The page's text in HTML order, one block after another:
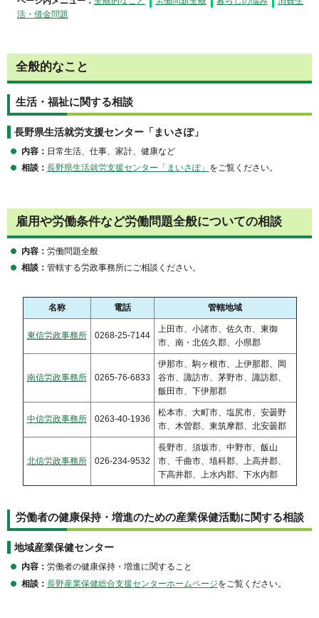
活・借金問題
全般的なこと
生活・福祉に関する相談
長野県生活就労支援センター「まいさぽ」
内容： 日常生活、仕事、家計、健康など
相談： 長野県生活就労支援センター「まいさぽ」 をご覧ください。
雇用や労働条件など労働問題全般についての相談
内容： 労働問題全般
相談： 管轄する労政事務所にご相談ください。
名称 電話 管轄地域
東信労政事務所 0268-25-7144
上田市、小諸市、佐久市、東御
市、南・北佐久郡、小県郡
南信労政事務所 0265-76-6833
伊那市、駒ヶ根市、上伊那郡、岡
谷市、諏訪市、茅野市、諏訪郡、
飯田市、下伊那郡
中信労政事務所 0263-40-1936
松本市、大町市、塩尻市、安曇野
市、木曽郡、東筑摩郡、北安曇郡
北信労政事務所 026-234-9532
長野市、須坂市、中野市、飯山
市、千曲市、埴科郡、上高井郡、
下高井郡、上水内郡、下水内郡
労働者の健康保持・増進のための産業保健活動に関する相談
地域産業保健センター
内容： 労働者の健康保持・増進に関すること
相談： 長野産業保健総合支援センターホームページをご覧ください。